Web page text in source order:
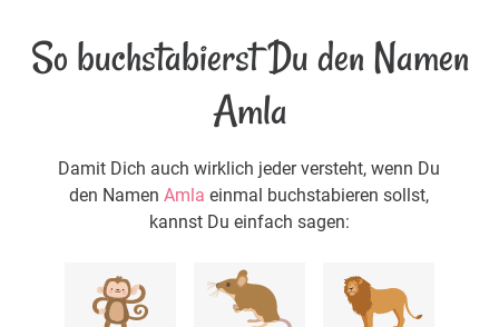
So buchstabierst Du den Namen
Amla
Damit Dich auch wirklich jeder versteht, wenn Du
den NamenAmla einmal buchstabieren sollst,
kannst Du einfach sagen: